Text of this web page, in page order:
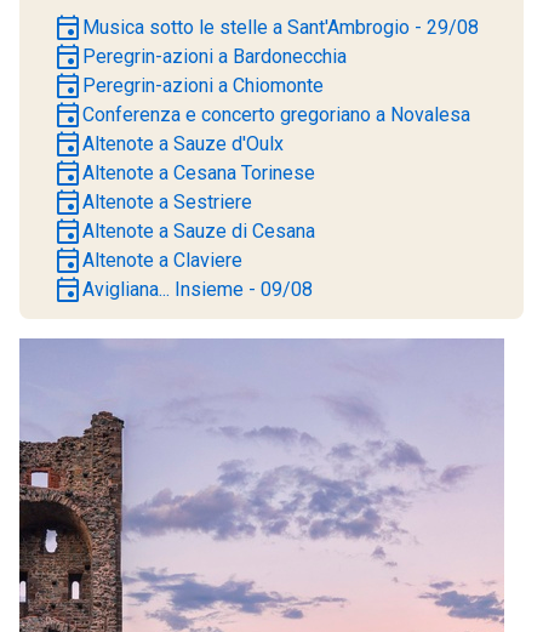
event Musica sotto le stelle a Sant'Ambrogio - 29/08
event Peregrin-azioni a Bardonecchia
event Peregrin-azioni a Chiomonte
eventConferenza e concerto gregoriano a Novalesa
eventAltenote a Sauze d'Oulx
eventAltenote a Cesana Torinese
eventAltenote a Sestriere
eventAltenote a Sauze di Cesana
eventAltenote a Claviere
eventAvigliana... Insieme - 09/08